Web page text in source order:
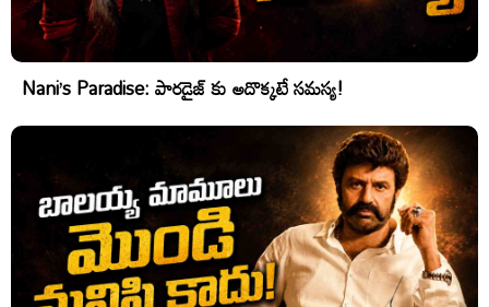
Nani’s Paradise: పారడైజ్ కు అదొక్కటే సమస్య!